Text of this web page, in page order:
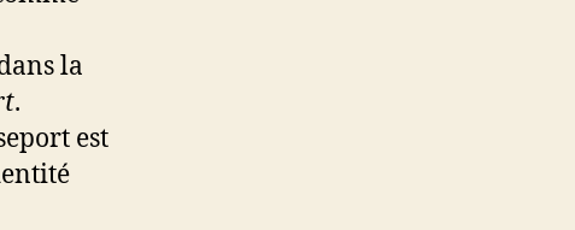
la
.
est